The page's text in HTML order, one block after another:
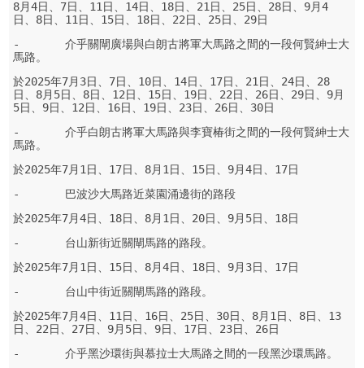
8月4日、7日、11日、14日、18日、21日、25日、28日、9月4
日、8日、11日、15日、18日、22日、25日、29日
-	介乎關閘廣場與白朗古將軍大馬路之間的一段何賢紳士大
馬路。
於2025年7月3日、7日、10日、14日、17日、21日、24日、28
日、8月5日、8日、12日、15日、19日、22日、26日、29日、9月
5日、9日、12日、16日、19日、23日、26日、30日
-	介乎白朗古將軍大馬路與李寶椿街之間的一段何賢紳士大
馬路。
於2025年7月1日、17日、8月1日、15日、9月4日、17日
-	巴波沙大馬路近菜園涌邊街的路段
於2025年7月4日、18日、8月1日、20日、9月5日、18日
-	台山新街近關閘馬路的路段。
於2025年7月1日、15日、8月4日、18日、9月3日、17日
-	台山中街近關閘馬路的路段。
於2025年7月4日、11日、16日、25日、30日、8月1日、8日、13
日、22日、27日、9月5日、9日、17日、23日、26日
-	介乎黑沙環街與慕拉士大馬路之間的一段黑沙環馬路。